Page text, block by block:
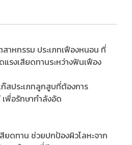
าหกรรม ประเภทเฟืองหนอน ที่
งเสียดทานระหว่างฟันเฟือง
ก๊สประเภทลูกสูบที่ต้องการ
พื่อรักษากำลังอัด
ยดทาน ช่วยปกป้องผิวโลหะจาก